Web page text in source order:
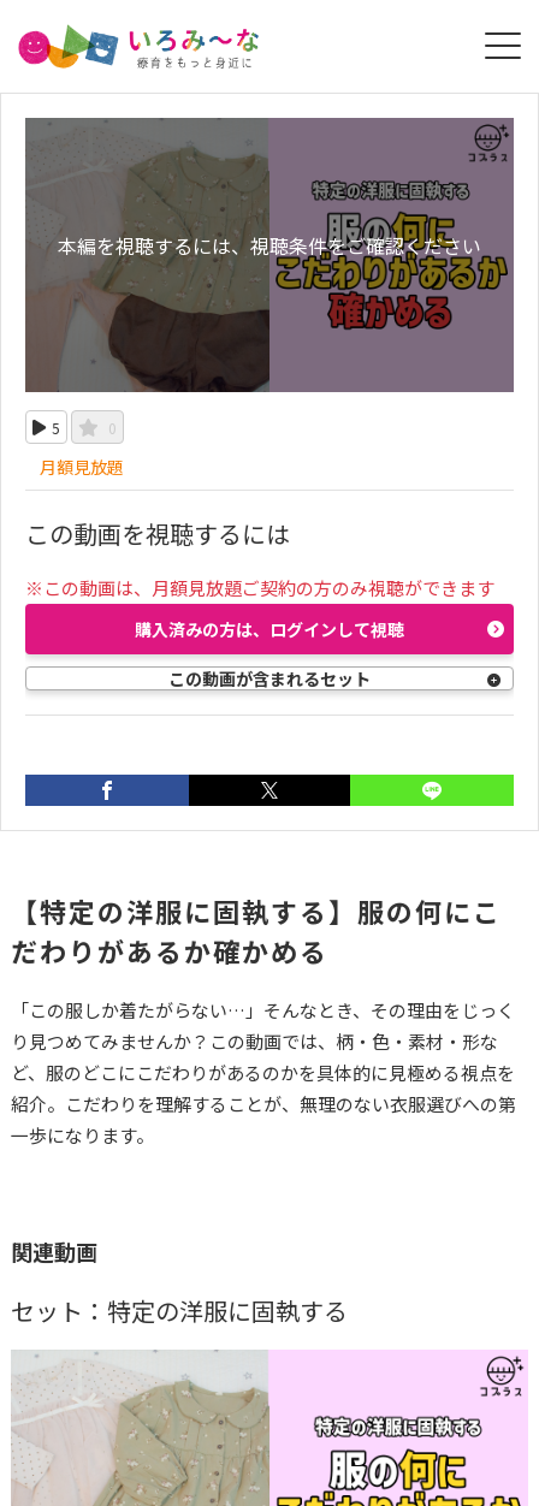
本編を視聴するには、視聴条件をご確認ください
5 0
月額見放題
この動画を視聴するには
※この動画は、月額見放題ご契約の方のみ視聴ができます
購入済みの方は、ログインして視聴
この動画が含まれるセット
【特定の洋服に固執す
る】柄や色にこだわり
おすすめ動画
【特定の洋服に固執する】服の何にこ
だわりがあるか確かめる
「この服しか着たがらない…」そんなとき、その理由をじっく
り見つめてみませんか？この動画では、柄・色・素材・形な
ど、服のどこにこだわりがあるのかを具体的に見極める視点を
紹介。こだわりを理解することが、無理のない衣服選びへの第
一歩になります。
関連動画
セット：特定の洋服に固執する